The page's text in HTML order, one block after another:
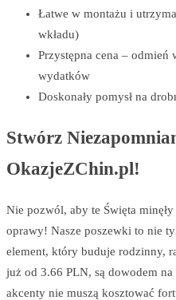
Łatwe w montażu i
wkładu)
Przystępna cena – odmień
wydatków
Doskonały pomysł na
Stwórz
OkazjeZChin.pl!
Nie pozwól, aby te Święta
oprawy! Nasze poszewki to nie
element, który buduje rodzinny,
już od 3.66 PLN, są dowodem
akcenty nie muszą kosztować